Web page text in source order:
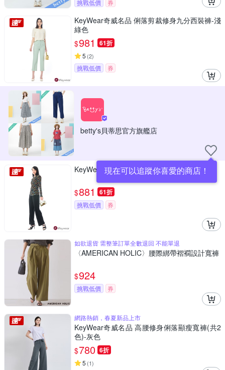
挑戰低價 券
KeyWear奇威名品 俐落剪裁修身九分西裝褲-淺
綠色
$981 61折
5 (2)
挑戰低價 券
betty's貝蒂思官方旗艦店
現在可以追蹤你喜愛的商店！
KeyWear奇威名品 修長線條高彈力長褲-黑色
$881 61折
挑戰低價 券
如欲退貨 需整筆訂單全數退回 不能單退
〈AMERICAN HOLIC〉腰際綁帶褶襉設計寬褲
$924
挑戰低價 券
網路熱銷，春夏新品上市
KeyWear奇威名品 高腰修身俐落顯瘦寬褲(共2
色)-灰色
$780 6折
5 (1)